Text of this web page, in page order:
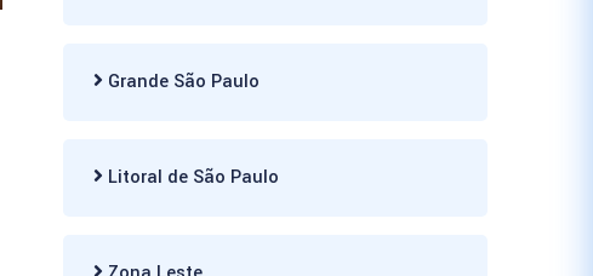
Grande São Paulo
Litoral de São Paulo